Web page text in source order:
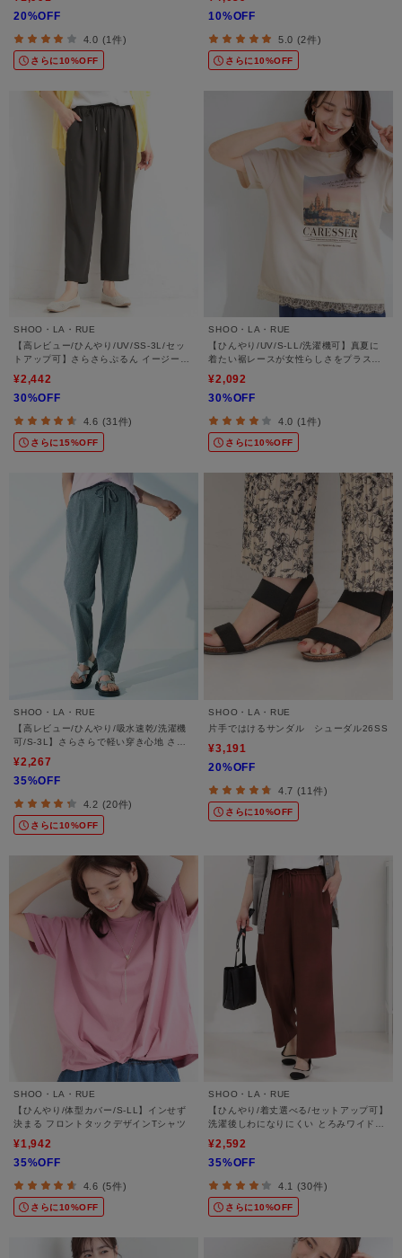
20%OFF
4.0 (1件)
さらに10%OFF
10%OFF
5.0 (2件)
さらに10%OFF
SHOO・LA・RUE
【高レビュー/ひんやり/UV/SS-3L/セッ
トアップ可】さらさらぷるん イージーテ
ーパードパンツ
¥2,442
30%OFF
4.6 (31件)
さらに15%OFF
SHOO・LA・RUE
【ひんやり/UV/S-LL/洗濯機可】真夏に
着たい裾レースが女性らしさをプラスす
る プリントアソートTシャツ
¥2,092
30%OFF
4.0 (1件)
さらに10%OFF
SHOO・LA・RUE
【高レビュー/ひんやり/吸水速乾/洗濯機
可/S-3L】さらさらで軽い穿き心地 さら
¥2,267
35%OFF
4.2 (20件)
さらに10%OFF
SHOO・LA・RUE
片手ではけるサンダル シューダル26SS
¥3,191
20%OFF
4.7 (11件)
さらに10%OFF
SHOO・LA・RUE
【ひんやり/体型カバー/S-LL】インせず
決まる フロントタックデザインTシャツ
¥1,942
35%OFF
4.6 (5件)
さらに10%OFF
SHOO・LA・RUE
【ひんやり/着丈選べる/セットアップ可】
洗濯後しわになりにくい とろみワイドパ
ンツ
¥2,592
35%OFF
4.1 (30件)
さらに10%OFF